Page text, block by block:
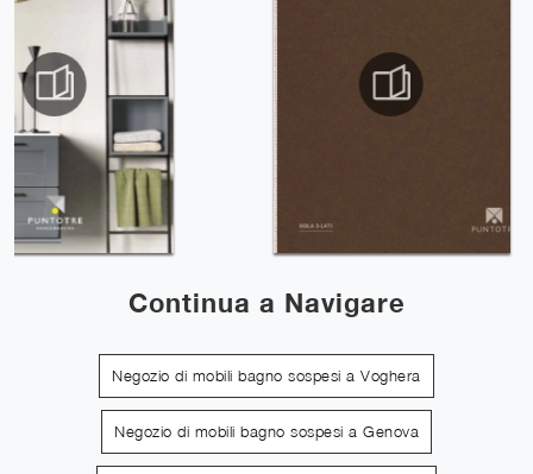
Continua a Navigare
Negozio di mobili bagno sospesi a Voghera
Negozio di mobili bagno sospesi a Genova